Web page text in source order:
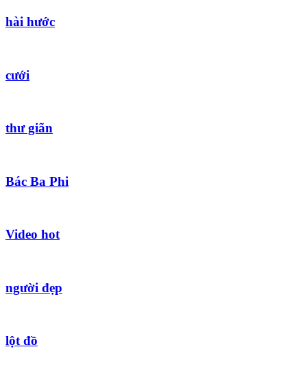
hài hước
cưới
thư giãn
Bác Ba Phi
Video hot
người đẹp
lột đồ